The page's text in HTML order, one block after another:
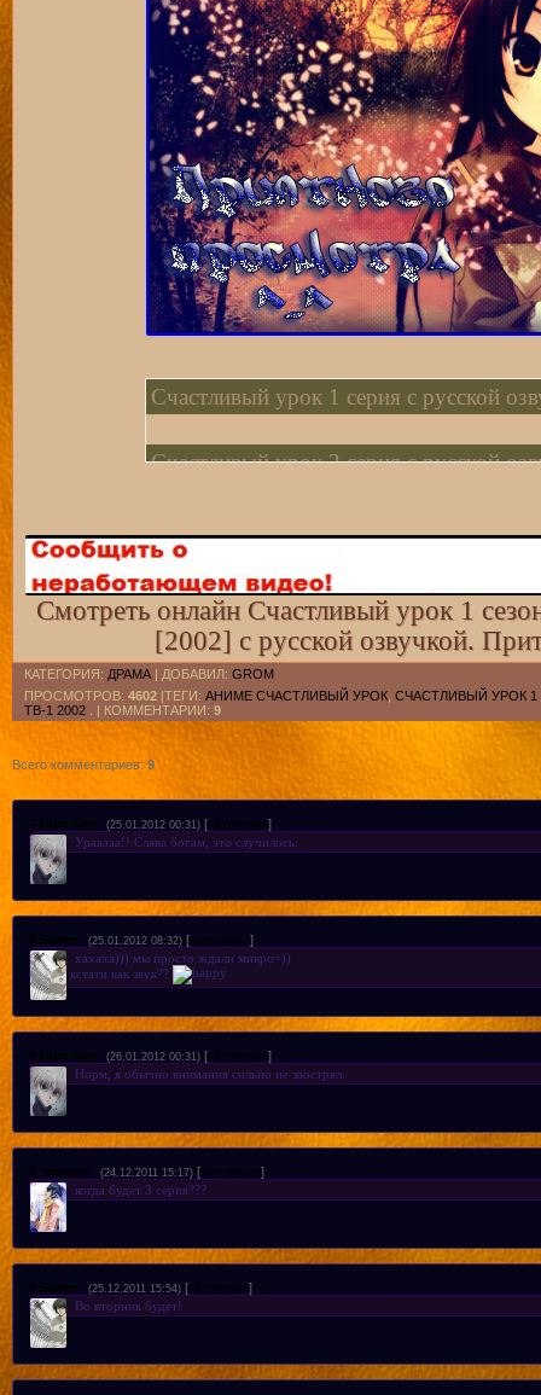
Счастливый урок 1 серия с русской
Счастливый урок 2 серия с русской
Смотреть онлайн Счастливый урок 1
[2002] с русской озвучкой.
КАТЕГОРИЯ: ДРАМА | ДОБАВИЛ: GROM
ПРОСМОТРОВ: 4602 |ТЕГИ: АНИМЕ СЧАСТЛИВЫЙ УРОК СЧАСТЛИВЫЙ УРОК
ТВ-1 2002 . | КОММЕНТАРИИ: 9
Всего комментариев:9
7 Nice-Say (25.01.2012 00:31) [Материал ]
Урааааа!! Слава богам, это случилось.
8 Svave (25.01.2012 08:32) [Материал ]
хахаха))) мы просто ждали микро=))
кстати как звук??
9 Nice-Say (26.01.2012 00:31) [Материал ]
Норм, я обычно внимания сильно не заострял.
5 reontok (24.12.2011 15:17) [Материал ]
когда будет 3 серия???
6 Svave (25.12.2011 15:54) [Материал ]
Во вторник будет!